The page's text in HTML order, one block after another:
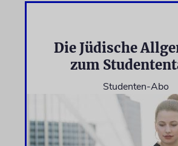
Die Jüdische
zum
Studenten-Abo